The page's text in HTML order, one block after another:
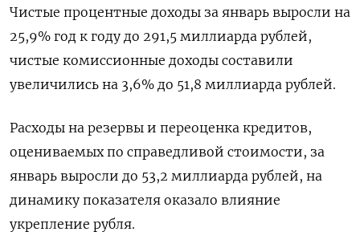
Чистые процентные доходы за январь выросли на
25,9% ‍год к году до 291,5 ‍миллиарда рублей,
чистые комиссионные доходы составили
увеличились на 3,6% до 51,8 миллиарда рублей.
Расходы на резервы и переоценка кредитов,
оцениваемых по справедливой ‍стоимости, за
январь выросли до 53,2 миллиарда рублей, на
динамику показателя оказало влияние
укрепление рубля.